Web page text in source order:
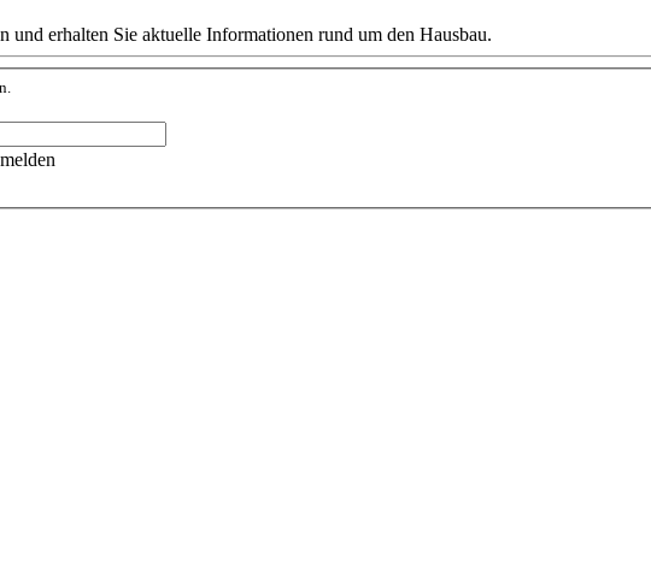
erhalten Sie aktuelle Informationen rund um den Hausbau.